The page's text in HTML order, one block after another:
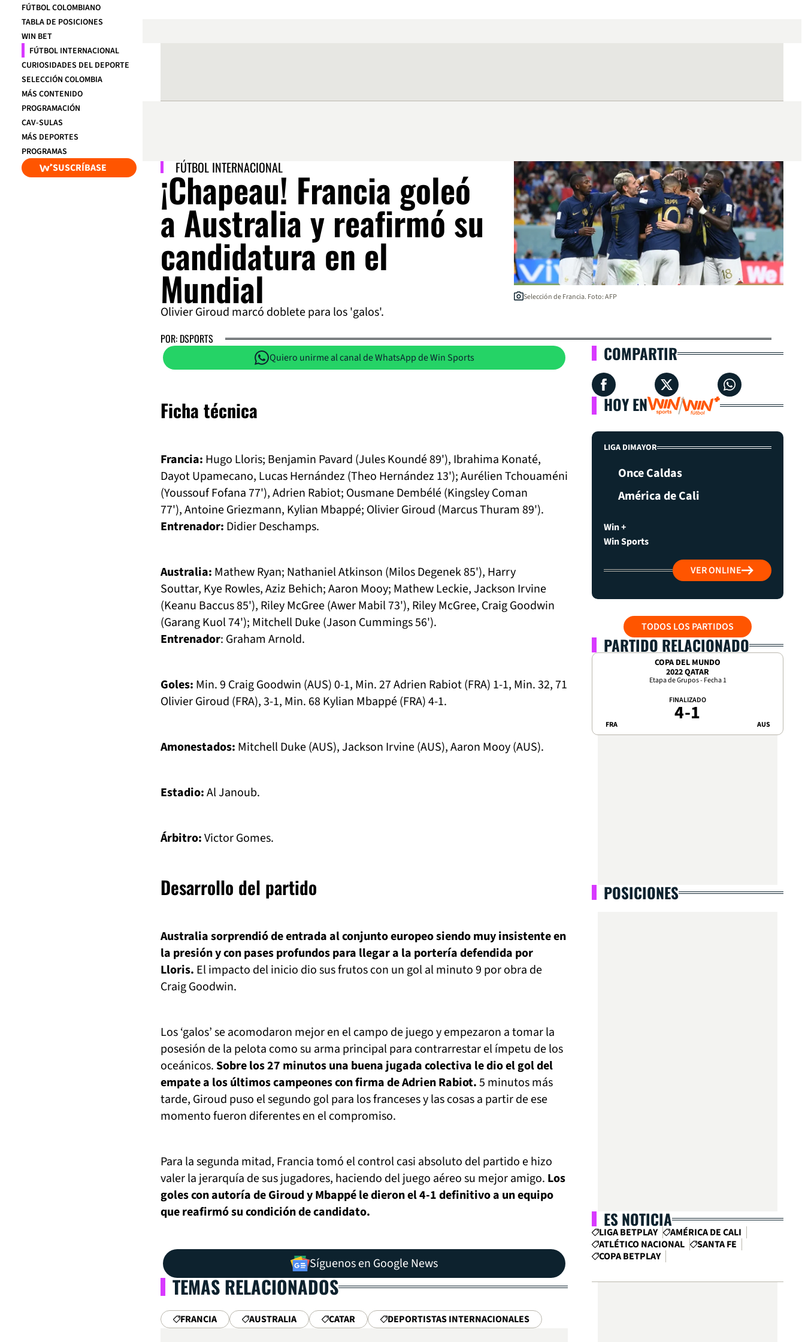
FÚTBOL COLOMBIANO
TABLA DE POSICIONES
WIN BET
FÚTBOL INTERNACIONAL
CURIOSIDADES DEL DEPORTE
SELECCIÓN COLOMBIA
MÁS CONTENIDO
PROGRAMACIÓN
CAV-SULAS
MÁS DEPORTES
PROGRAMAS
SUSCRÍBASE FÚTBOL INTERNACIONAL
¡Chapeau! Francia goleó
a Australia y reafirmó su
candidatura en el
Mundial
Olivier Giroud marcó doblete para los 'galos'.
Selección de Francia. Foto: AFP
POR: DSPORTS
Quiero unirme al canal de WhatsApp de Win Sports
Ficha técnica
Francia: Hugo Lloris; Benjamin Pavard (Jules Koundé 89'), Ibrahima Konaté,
Dayot Upamecano, Lucas Hernández (Theo Hernández 13'); Aurélien Tchouaméni
(Youssouf Fofana 77'), Adrien Rabiot; Ousmane Dembélé (Kingsley Coman
77'), Antoine Griezmann, Kylian Mbappé; Olivier Giroud (Marcus Thuram 89').
Entrenador: Didier Deschamps.
Australia: Mathew Ryan; Nathaniel Atkinson (Milos Degenek 85'), Harry
Souttar, Kye Rowles, Aziz Behich; Aaron Mooy; Mathew Leckie, Jackson Irvine
(Keanu Baccus 85'), Riley McGree (Awer Mabil 73'), Riley McGree, Craig Goodwin
(Garang Kuol 74'); Mitchell Duke (Jason Cummings 56').
Entrenador: Graham Arnold.
Goles: Min. 9 Craig Goodwin (AUS) 0-1, Min. 27 Adrien Rabiot (FRA) 1-1, Min. 32, 71
Olivier Giroud (FRA), 3-1, Min. 68 Kylian Mbappé (FRA) 4-1.
Amonestados: Mitchell Duke (AUS), Jackson Irvine (AUS), Aaron Mooy (AUS).
Estadio:Al Janoub.
Árbitro:Victor Gomes.
Desarrollo del partido
Australia sorprendió de entrada al conjunto europeo siendo muy insistente en
la presión y con pases profundos para llegar a la portería defendida por
Lloris. El impacto del inicio dio sus frutos con un gol al minuto 9 por obra de
Craig Goodwin.
Los ‘galos’ se acomodaron mejor en el campo de juego y empezaron a tomar la
posesión de la pelota como su arma principal para contrarrestar el ímpetu de los
oceánicos. Sobre los 27 minutos una buena jugada colectiva le dio el gol del
empate a los últimos campeones con firma de Adrien Rabiot.5 minutos más
tarde, Giroud puso el segundo gol para los franceses y las cosas a partir de ese
momento fueron diferentes en el compromiso.
Para la segunda mitad, Francia tomó el control casi absoluto del partido e hizo
valer la jerarquía de sus jugadores, haciendo del juego aéreo su mejor amigo. Los
goles con autoría de Giroud y Mbappé le dieron el 4-1 definitivo a un equipo
que reafirmó su condición de candidato.
Síguenos en Google News
TEMAS RELACIONADOS
FRANCIA AUSTRALIA CATAR DEPORTISTAS INTERNACIONALES
COMPARTIR
HOY EN
LIGA DIMAYOR
Once Caldas
América de Cali
Win +
Win Sports
VER ONLINE
TODOS LOS PARTIDOS
PARTIDO RELACIONADO
COPA DEL MUNDO
2022 QATAR
Etapa de Grupos - Fecha 1
FRA
FINALIZADO
4-1 AUS
POSICIONES
ES NOTICIA
LIGA BETPLAY
AMÉRICA DE CALI
ATLÉTICO NACIONAL
SANTA FE
COPA BETPLAY